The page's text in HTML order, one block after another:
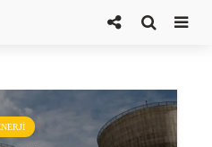
Mücadelede